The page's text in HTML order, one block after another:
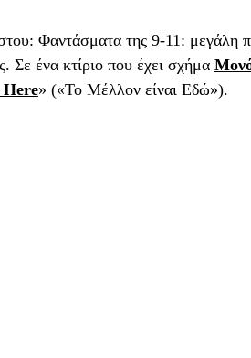
Φαντάσματα της 9-11: μεγάλη
Σε ένα κτίριο που έχει σχήμα
» («Το Μέλλον είναι Εδώ»).